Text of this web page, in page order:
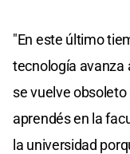
"En este último
tecnología avanza
se vuelve
aprendés en la
la universidad